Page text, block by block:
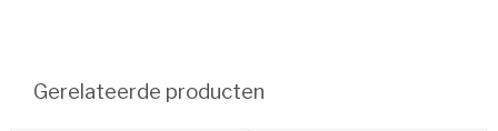
Gerelateerde producten